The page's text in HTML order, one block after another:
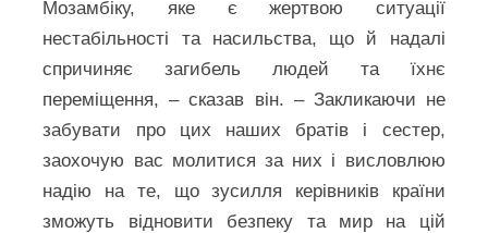
Мозамбіку, яке є жертвою ситуації
нестабільності та насильства, що й надалі
спричиняє загибель людей та їхнє
переміщення, – сказав він. – Закликаючи не
забувати про цих наших братів і сестер,
заохочую вас молитися за них і висловлюю
надію на те, що зусилля керівників країни
зможуть відновити безпеку та мир на цій